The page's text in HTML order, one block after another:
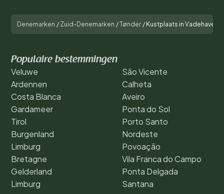
Denemarken / Zuid-Denemarken /Tønder / Kustplaats in Vadehavet
Populaire bestemmingen
Veluwe
Ardennen
Costa Blanca
Gardameer
Tirol
Burgenland
Limburg
Bretagne
Gelderland
Limburg
São Vicente
Calheta
Aveiro
Ponta do Sol
Porto Santo
Nordeste
Povoação
Vila Franca do Campo
Ponta Delgada
Santana